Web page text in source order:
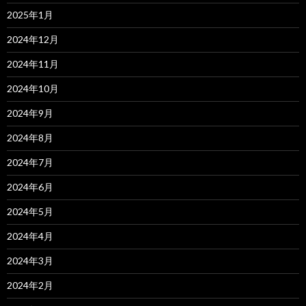
2025年1月
2024年12月
2024年11月
2024年10月
2024年9月
2024年8月
2024年7月
2024年6月
2024年5月
2024年4月
2024年3月
2024年2月